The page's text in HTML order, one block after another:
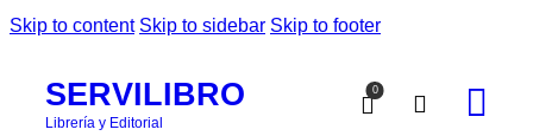
Skip to content Skip to sidebar Skip to footer
SERVILIBRO
Librería y Editorial
0